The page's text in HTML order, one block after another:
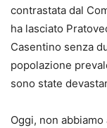
contrastata dal
ha lasciato
Casentino senza
popolazione
sono state
Oggi, non